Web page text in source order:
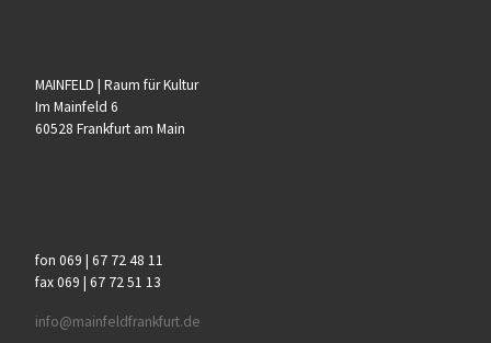
MAINFELD | Raum für Kultur
Im Mainfeld 6
60528 Frankfurt am Main
fon 069 | 67 72 48 11
fax 069 | 67 72 51 13
info@mainfeldfrankfurt.de